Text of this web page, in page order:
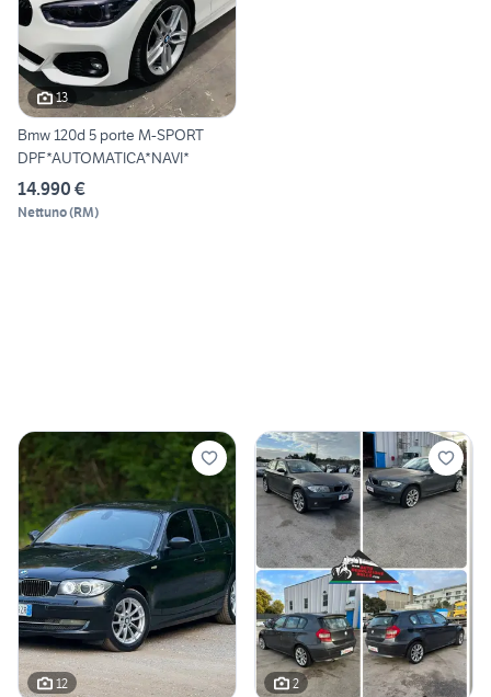
13
Bmw 120d 5 porte M-SPORT
DPF*AUTOMATICA*NAVI*
14.990 €
Nettuno(RM)
12 2